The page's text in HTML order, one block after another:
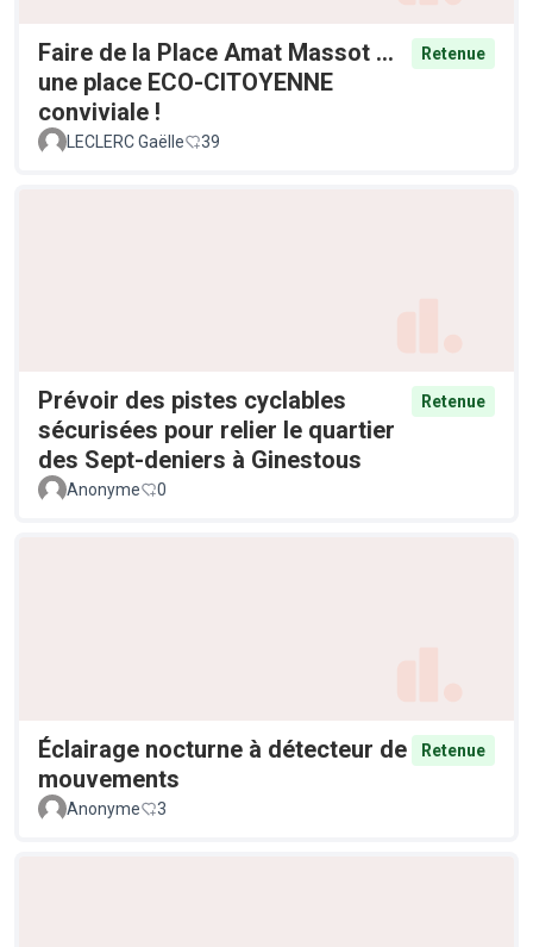
Faire de la Place Amat Massot ...
une place ECO-CITOYENNE
conviviale !
Retenue
LECLERC Gaëlle 39
Prévoir des pistes cyclables
sécurisées pour relier le quartier
des Sept-deniers à Ginestous
Retenue
Anonyme 0
Éclairage nocturne à détecteur de
mouvements
Retenue
Anonyme 3